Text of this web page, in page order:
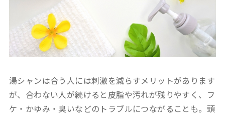
湯シャンは合う人には刺激を減らすメリットがあります
が、合わない人が続けると皮脂や汚れが残りやすく、フ
ケ・かゆみ・臭いなどのトラブルにつながることも。頭